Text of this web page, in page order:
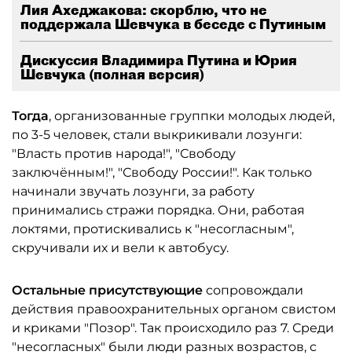
Лия Ахеджакова: скорблю, что не
поддержала Шевчука в беседе с Путиным
Дискуссия Владимира Путина и Юрия
Шевчука (полная версия)
Тогда, организованные группки молодых людей,
по 3-5 человек, стали выкрикивали лозунги:
"Власть против народа!", "Свободу
заключённым!", "Свободу России!". Как только
начинали звучать лозунги, за работу
принимались стражи порядка. Они, работая
локтями, протискивались к "несогласным",
скручивали их и вели к автобусу.
Остальные присутствующие сопровождали
действия правоохранительных органом свистом
и криками "Позор". Так происходило раз 7. Среди
"несогласных" были люди разных возрастов, с